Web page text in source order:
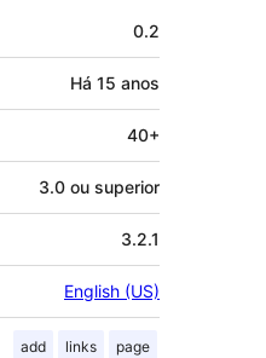
0.2
Há 15 anos
40+
3.0 ou superior
3.2.1
English (US)
add links page